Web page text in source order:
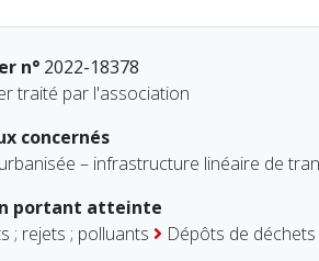
n°2022-18378
traité par l'association
concernés
– infrastructure linéaire de
portant atteinte
; rejets ; polluants
Dépôts de